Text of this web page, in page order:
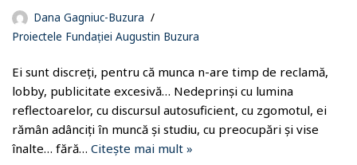
Dana Gagniuc-Buzura
Proiectele Fundației Augustin Buzura
Ei sunt discreți, pentru că munca n-are timp de reclamă,
lobby, publicitate excesivă… Nedeprinși cu lumina
reflectoarelor, cu discursul autosuficient, cu zgomotul, ei
rămân adânciți în muncă și studiu, cu preocupări și vise
înalte… fără… Citește mai mult »